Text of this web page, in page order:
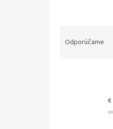
Odporúčame
€